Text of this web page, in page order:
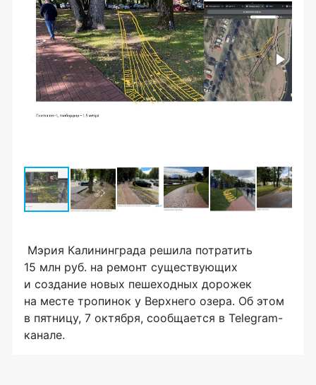
Мэрия Калининграда решила потратить
15 млн руб. на ремонт существующих
и создание новых пешеходных дорожек
на месте тропинок у Верхнего озера. Об этом
в пятницу, 7 октября, сообщается в Telegram-
канале.